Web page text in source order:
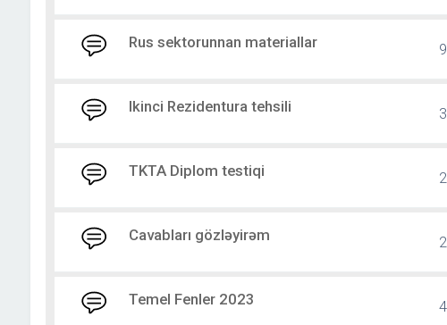
Rus sektorunnan materiallar 9
Ikinci Rezidentura tehsili 3
TKTA Diplom testiqi 2
Cavabları gözləyirəm 2
Temel Fenler 2023 4